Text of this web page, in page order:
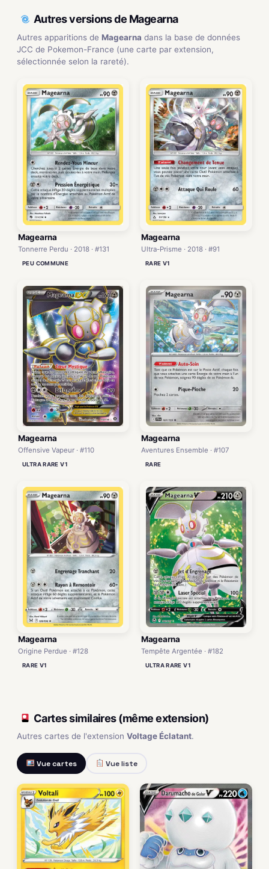
Autres versions de Magearna
Autres apparitions de Magearna dans la base de données
JCC de Pokemon-France (une carte par extension,
sélectionnée selon la rareté).
Magearna
Tonnerre Perdu · 2018 · #131
PEU COMMUNE
Magearna
Ultra-Prisme · 2018 · #91
RARE V1
Magearna
Offensive Vapeur · #110
ULTRA RARE V1
Magearna
Aventures Ensemble · #107
RARE
Magearna
Origine Perdue · #128
RARE V1
Magearna
Tempête Argentée · #182
ULTRA RARE V1
Cartes similaires (même extension)
Autres cartes de l'extension Voltage Éclatant.
Vue cartes Vue liste